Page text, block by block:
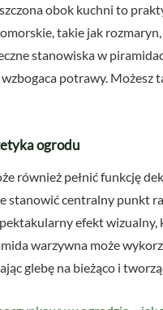
obok kuchni to
takie jak
stanowiska w
potrawy. Możesz
ogrodu
również pełnić funkcję
stanowić centralny punkt
efekt wizualny,
warzywna może
glebę na bieżąco i